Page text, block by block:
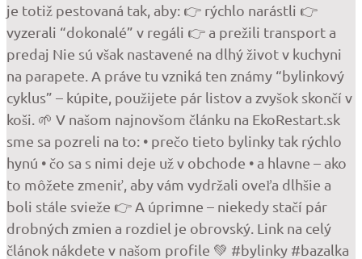
je totiž pestovaná tak, aby: 👉 rýchlo narástli 👉
vyzerali “dokonalé” v regáli 👉 a prežili transport a
predaj Nie sú však nastavené na dlhý život v kuchyni
na parapete. A práve tu vzniká ten známy “bylinkový
cyklus” – kúpite, použijete pár listov a zvyšok skončí v
koši. 🌱 V našom najnovšom článku na EkoRestart.sk
sme sa pozreli na to: • prečo tieto bylinky tak rýchlo
hynú • čo sa s nimi deje už v obchode • a hlavne – ako
to môžete zmeniť, aby vám vydržali oveľa dlhšie a
boli stále svieže 👉 A úprimne – niekedy stačí pár
drobných zmien a rozdiel je obrovský. Link na celý
článok nákdete v našom profile 💚 #bylinky #bazalka